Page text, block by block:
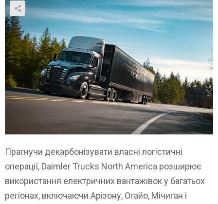
Прагнучи декарбонізувати власні логістичні
операції, Daimler Trucks North America розширює
використання електричних вантажівок у багатьох
регіонах, включаючи Арізону, Огайо, Мічиган і